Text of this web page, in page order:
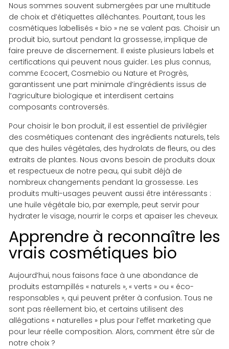
Nous sommes souvent submergées par une multitude
de choix et d’étiquettes alléchantes. Pourtant, tous les
cosmétiques labellisés « bio » ne se valent pas. Choisir un
produit bio, surtout pendant la grossesse, implique de
faire preuve de discernement. Il existe plusieurs labels et
certifications qui peuvent nous guider. Les plus connus,
comme Ecocert, Cosmebio ou Nature et Progrès,
garantissent une part minimale d’ingrédients issus de
l’agriculture biologique et interdisent certains
composants controversés.
Pour choisir le bon produit, il est essentiel de privilégier
des cosmétiques contenant des ingrédients naturels, tels
que des huiles végétales, des hydrolats de fleurs, ou des
extraits de plantes. Nous avons besoin de produits doux
et respectueux de notre peau, qui subit déjà de
nombreux changements pendant la grossesse. Les
produits multi-usages peuvent aussi être intéressants :
une huile végétale bio, par exemple, peut servir pour
hydrater le visage, nourrir le corps et apaiser les cheveux.
Apprendre à reconnaître les
vrais cosmétiques bio
Aujourd’hui, nous faisons face à une abondance de
produits estampillés « naturels », « verts » ou « éco-
responsables », qui peuvent prêter à confusion. Tous ne
sont pas réellement bio, et certains utilisent des
allégations « naturelles » plus pour l’effet marketing que
pour leur réelle composition. Alors, comment être sûr de
notre choix ?